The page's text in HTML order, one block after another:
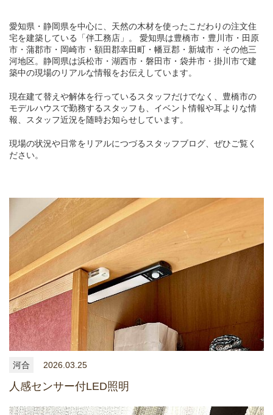
愛知県・静岡県を中心に、天然の木材を使ったこだわりの注文住
宅を建築している「伴工務店」。 愛知県は豊橋市・豊川市・田原
市・蒲郡市・岡崎市・額田郡幸田町・幡豆郡・新城市・その他三
河地区。静岡県は浜松市・湖西市・磐田市・袋井市・掛川市で建
築中の現場のリアルな情報をお伝えしています。
現在建て替えや解体を行っているスタッフだけでなく、豊橋市の
モデルハウスで勤務するスタッフも、イベント情報や耳よりな情
報、スタッフ近況を随時お知らせしています。
現場の状況や日常をリアルにつづるスタッフブログ、ぜひご覧く
ださい。
河合 2026.03.25
人感センサー付LED照明